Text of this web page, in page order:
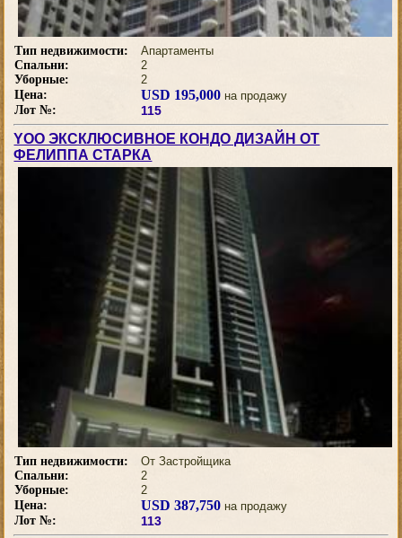
Тип недвижимости:
Апартаменты
Спальни:
2
Уборные:
2
Цена:
USD 195,000 на продажу
Лот №:
115
YOO ЭКСКЛЮСИВНОЕ КОНДО ДИЗАЙН ОТ
ФЕЛИППА СТАРКА
Тип недвижимости:
От Застройщика
Спальни:
2
Уборные:
2
Цена:
USD 387,750 на продажу
Лот №:
113